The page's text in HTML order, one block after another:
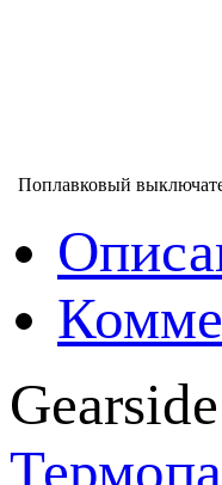
Поплавковый
Gearside